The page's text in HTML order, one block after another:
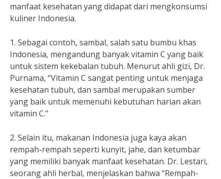
manfaat kesehatan yang didapat dari mengkonsumsi
kuliner Indonesia.
1. Sebagai contoh, sambal, salah satu bumbu khas
Indonesia, mengandung banyak vitamin C yang baik
untuk sistem kekebalan tubuh. Menurut ahli gizi, Dr.
Purnama, “Vitamin C sangat penting untuk menjaga
kesehatan tubuh, dan sambal merupakan sumber
yang baik untuk memenuhi kebutuhan harian akan
vitamin C.”
2. Selain itu, makanan Indonesia juga kaya akan
rempah-rempah seperti kunyit, jahe, dan ketumbar
yang memiliki banyak manfaat kesehatan. Dr. Lestari,
seorang ahli herbal, menjelaskan bahwa “Rempah-